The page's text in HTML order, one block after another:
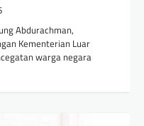
Abdurachman,
Kementerian Luar
warga negara